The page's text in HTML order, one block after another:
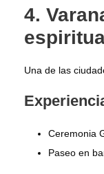
4.
Una de las
Ceremonia
Paseo en